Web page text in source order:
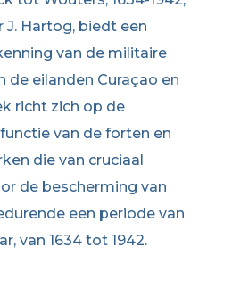
J. Hartog, biedt een
van de militaire
de eilanden Curaçao en
richt zich op de
van de forten en
die van cruciaal
de bescherming van
een periode van
van 1634 tot 1942.